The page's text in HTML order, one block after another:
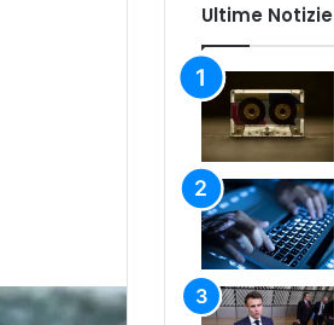
Ultime Notizie